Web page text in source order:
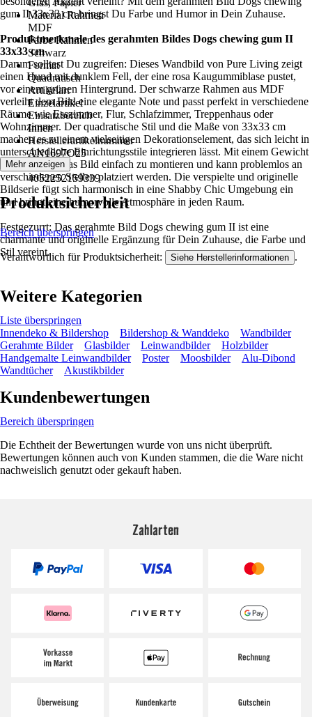
Glas, Papier
Material Rahmen
MDF
Farbe Rahmen
Schwarz
Format
Quadratisch
Artikelart
Einzelartikel
Einsatzbereich
Innen
Herstellerartikelnummer
AN1697O25
EAN
4052252159339
gum II 33x33 cm bringst Du Farbe und Humor in Dein Zuhause.
Produktmerkmale des gerahmten Bildes Dogs chewing gum II
33x33 cm
Darum solltest Du zugreifen: Dieses Wandbild von Pure Living zeigt
einen Hund mit dunklem Fell, der eine rosa Kaugummiblase pustet,
vor einem grünen Hintergrund. Der schwarze Rahmen aus MDF
verleiht dem Bild eine elegante Note und passt perfekt in verschiedene
Räume wie Esszimmer, Flur, Schlafzimmer, Treppenhaus oder
Wohnzimmer. Der quadratische Stil und die Maße von 33x33 cm
machen es zu einem vielseitigen Dekorationselement, das sich leicht in
unterschiedliche Einrichtungsstile integrieren lässt. Mit einem Gewicht
von 0,8 kg ist das Bild einfach zu montieren und kann problemlos an
verschiedenen Stellen platziert werden. Die verspielte und originelle
Bildserie fügt sich harmonisch in eine Shabby Chic Umgebung ein
und bringt eine humorvolle Atmosphäre in jeden Raum.
Festgezurrt: Das gerahmte Bild Dogs chewing gum II ist eine
charmante und originelle Ergänzung für Dein Zuhause, die Farbe und
Stil vereint.
Mehr anzeigen
Produktsicherheit
Bereich überspringen
Verantwortlich für Produktsicherheit: Siehe Herstellerinformationen .
Weitere Kategorien
Liste überspringen
Innendeko & Bildershop
Bildershop & Wanddeko
Wandbilder
Gerahmte Bilder
Glasbilder Leinwandbilder
Holzbilder
Handgemalte Leinwandbilder
Poster Moosbilder
Alu-Dibond
Wandtücher
Akustikbilder
Kundenbewertungen
Bereich überspringen
Die Echtheit der Bewertungen wurde von uns nicht überprüft.
Bewertungen können auch von Kunden stammen, die die Ware nicht
nachweislich genutzt oder gekauft haben.
Zahlarten